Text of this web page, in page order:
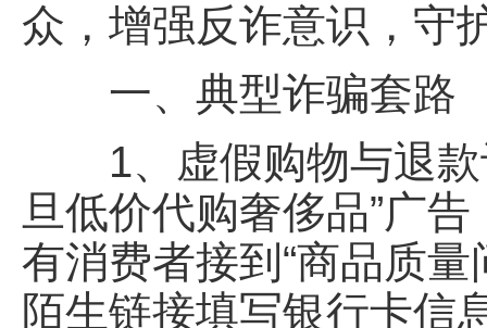
众，增强反诈意识，守
一、典型诈骗套路
1、虚假购物与退款
旦低价代购奢侈品”广
有消费者接到“商品质
陌生链接填写银行卡信